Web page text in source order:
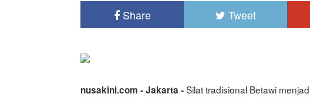
Share Tweet
nusakini.com - Jakarta -Silat tradisional Betawi